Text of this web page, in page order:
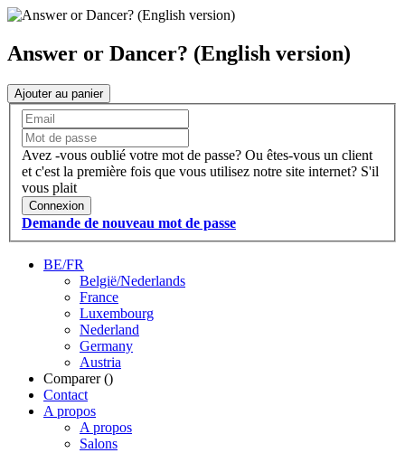
Answer or Dancer? (English version)
Ajouter au panier
Avez -vous oublié votre mot de passe? Ou êtes-vous un client
et c'est la première fois que vous utilisez notre site internet? S'il
vous plait
Connexion
Demande de nouveau mot de passe
BE/FR
België/Nederlands
France
Luxembourg
Nederland
Germany
Austria
Comparer ()
Contact
A propos
A propos
Salons